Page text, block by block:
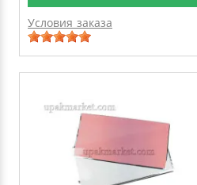
Условия заказа